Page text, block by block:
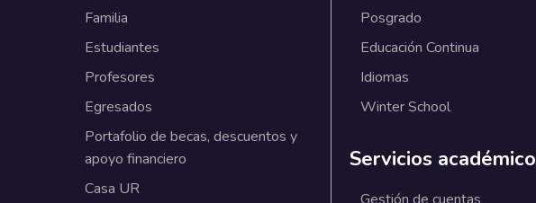
Familia
Estudiantes
Profesores
Egresados
Portafolio de becas, descuentos y
apoyo financiero
Casa UR
Posgrado
Educación Continua
Idiomas
Winter School
Servicios